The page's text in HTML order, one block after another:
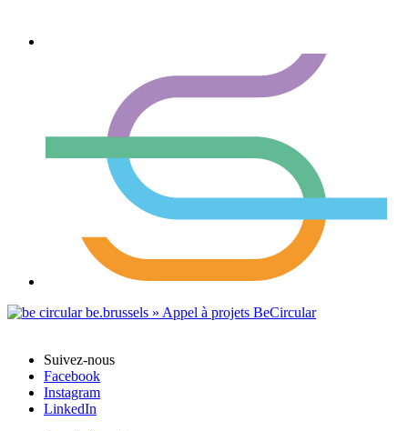
Suivez-nous
Facebook
Instagram
LinkedIn